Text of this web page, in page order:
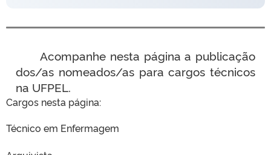
Acompanhe nesta página a publicação
dos/as nomeados/as para cargos técnicos
na UFPEL.
Cargos nesta página:
Técnico em Enfermagem